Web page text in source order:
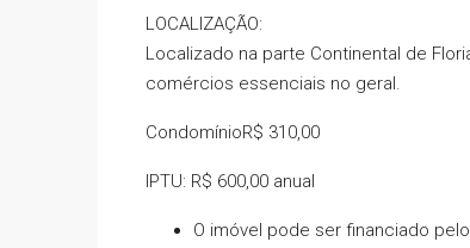
LOCALIZAÇÃO:
Localizado na parte Continental de
comércios essenciais no geral.
CondomínioR$ 310,00
IPTU: R$ 600,00 anual
O imóvel pode ser financiado